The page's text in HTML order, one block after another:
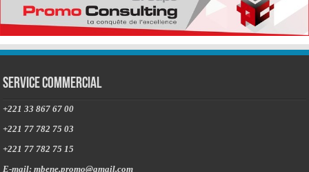
Service commercial
+221 33 867 67 00
+221 77 782 75 03
+221 77 782 75 15
E-mail: mbene.promo@gmail.com